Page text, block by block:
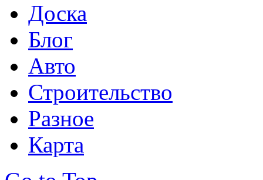
Доска
Блог
Авто
Строительство
Разное
Карта